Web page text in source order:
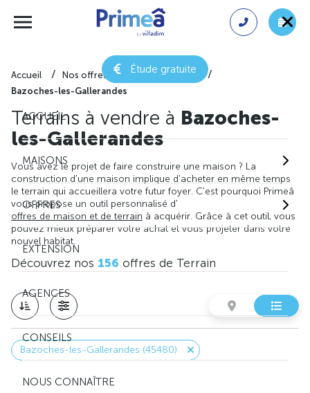
Étude gratuite
ACCUEIL
MAISONS
OFFRES
EXTENSION
AGENCES
CONSEILS
NOUS CONNAÎTRE
Accueil Nos offres de terrain
Loiret
Bazoches-les-Gallerandes
Terrains à vendre à Bazoches-
les-Gallerandes
Vous avez le projet de faire construire une maison ? La
construction d'une maison implique d'acheter en même temps
le terrain qui accueillera votre futur foyer. C'est pourquoi Primeâ
vous propose un outil personnalisé d'
offres de maison et de terrain à acquérir. Grâce à cet outil, vous
pouvez mieux préparer votre achat et vous projeter dans votre
nouvel habitat.
Découvrez nos 156 offres de Terrain
Bazoches-les-Gallerandes (45480)